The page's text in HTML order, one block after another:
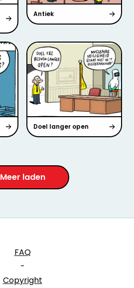
Antiek
Doel langer open
Meer laden
FAQ
-
Copyright